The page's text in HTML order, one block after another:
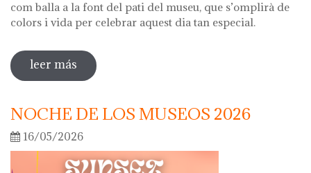
com balla a la font del pati del museu, que s’omplirà de
colors i vida per celebrar aquest dia tan especial.
leer más sobre diada de la flor
NOCHE DE LOS MUSEOS 2026
16/05/2026